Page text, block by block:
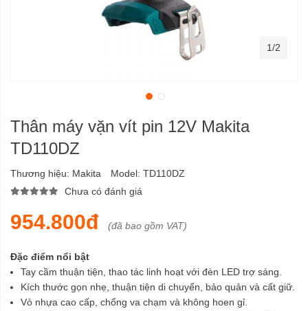
Thân máy vặn vít pin 12V Makita
TD110DZ
Thương hiệu: Makita Model: TD110DZ
Chưa có đánh giá
954.800đ (đã bao gồm VAT)
Đặc điểm nổi bật
Tay cầm thuận tiện, thao tác linh hoạt với đèn LED trợ sáng.
Kích thước gọn nhẹ, thuận tiện di chuyển, bảo quản và cất giữ.
Vỏ nhựa cao cấp, chống va chạm và không hoen gỉ.
1/2